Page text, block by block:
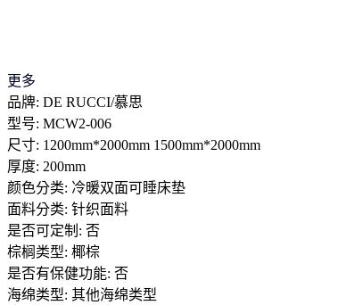
更多
品牌: DE RUCCI/慕思
型号: MCW2-006
尺寸: 1200mm*2000mm 1500mm*2000mm
厚度: 200mm
颜色分类: 冷暖双面可睡床垫
面料分类: 针织面料
是否可定制: 否
棕榈类型: 椰棕
是否有保健功能: 否
海绵类型: 其他海绵类型